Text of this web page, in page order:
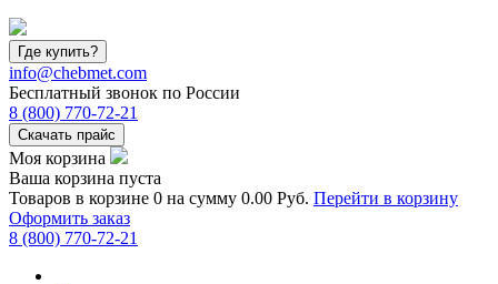
Где купить?
info@chebmet.com
Бесплатный звонок по России
8 (800) 770-72-21
Скачать прайс
Моя корзина
Ваша корзина пуста
Товаров в корзине 0 на сумму 0.00 Руб. Перейти в корзину
Оформить заказ
8 (800) 770-72-21